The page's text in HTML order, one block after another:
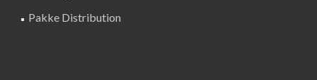
Pakke Distribution